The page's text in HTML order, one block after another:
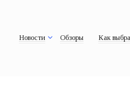
Новости Обзоры Как